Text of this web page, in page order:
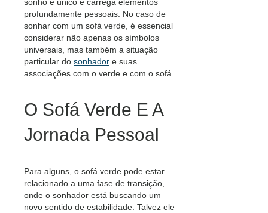
profundamente pessoais. No caso de
sonhar com um sofá verde, é essencial
considerar não apenas os símbolos
universais, mas também a situação
particular do sonhador e suas
associações com o verde e com o sofá.
O Sofá Verde E A
Jornada Pessoal
Para alguns, o sofá verde pode estar
relacionado a uma fase de transição,
onde o sonhador está buscando um
novo sentido de estabilidade. Talvez ele